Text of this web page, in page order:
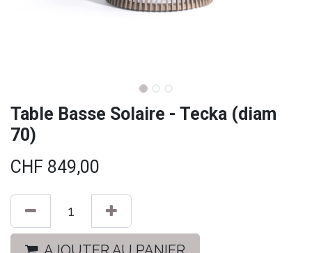
Table Basse Solaire - Tecka (diam
70)
CHF 849,00